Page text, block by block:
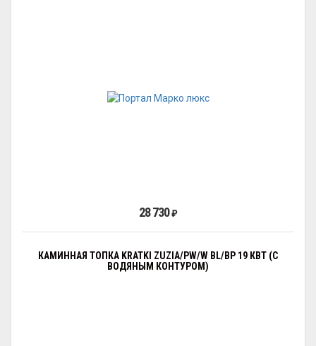
28 730₽
КАМИННАЯ ТОПКА KRATKI ZUZIA/PW/W BL/BP 19 КВТ (С
ВОДЯНЫМ КОНТУРОМ)